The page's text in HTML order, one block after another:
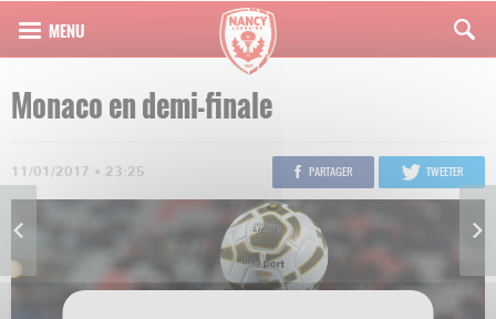
Monaco en demi-finale
11/01/2017 • 23:25 PARTAGER TWEETER